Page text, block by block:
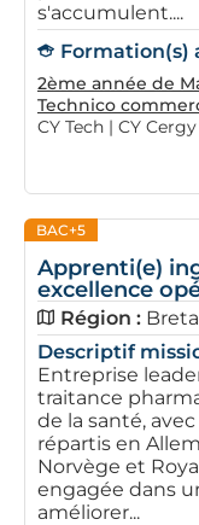
s'accumulent....
Formation(s)
2ème année de
Technico
CY Tech | CY
BAC+5
Apprenti(e)
excellence
Région :
Descriptif
Entreprise
traitance
de la santé,
répartis en
Norvège et
engagée dans
améliorer...